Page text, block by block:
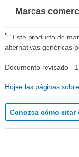
Marcas
¶
Este producto de
alternativas genéricas
Documento revisado -
Hojee las páginas
Conozca cómo citar